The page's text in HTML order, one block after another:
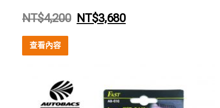
NT$4,200 NT$3,680
查看內容